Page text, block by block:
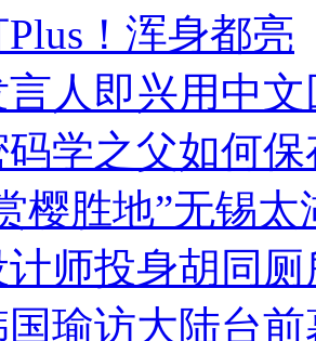
！浑身都亮
言人即兴用中
码学之父如何
樱胜地”无锡
师投身胡同
瑜访大陆台